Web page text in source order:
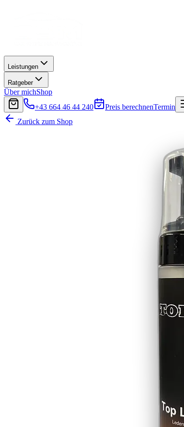
Leistungen
Ratgeber
Über michShop
+43 664 46 44 240
Preis berechnenTermin
Zurück zum Shop